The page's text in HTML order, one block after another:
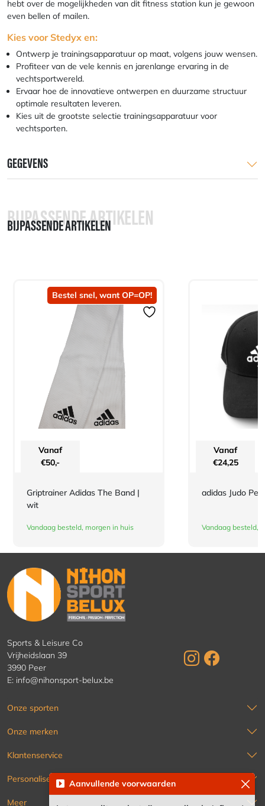
Aanvullende voorwaarden
hebt over de mogelijkheden van dit fitness station kun je gewoon
even bellen of mailen.
Kies voor Stedyx en:
Ontwerp je trainingsapparatuur op maat, volgens jouw wensen.
Profiteer van de vele kennis en jarenlange ervaring in de
vechtsportwereld.
Ervaar hoe de innovatieve ontwerpen en duurzame structuur
optimale resultaten leveren.
Kies uit de grootste selectie trainingsapparatuur voor
vechtsporten.
GEGEVENS
BIJPASSENDE ARTIKELEN
BIJPASSENDE ARTIKELEN
Bestel snel, want OP=OP!
Vanaf
€50,-
Griptrainer Adidas The Band |
wit
Vandaag besteld, morgen in huis
Vanaf
€24,25
adidas Judo
Vandaag besteld,
Sports & Leisure Co
Vrijheidslaan 39
3990 Peer
E: info@nihonsport-belux.be
Onze sporten
Onze merken
Klantenservice
Personaliseren
Meer